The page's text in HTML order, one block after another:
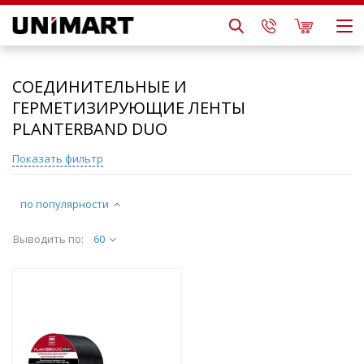
СОЕДИНИТЕЛЬНЫЕ И
ГЕРМЕТИЗИРУЮЩИЕ ЛЕНТЫ
PLANTERBAND DUO
по популярности
Выводить по: 60
Показать фильтр